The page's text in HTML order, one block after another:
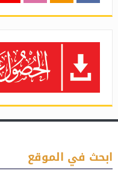
ابحث في الموقع